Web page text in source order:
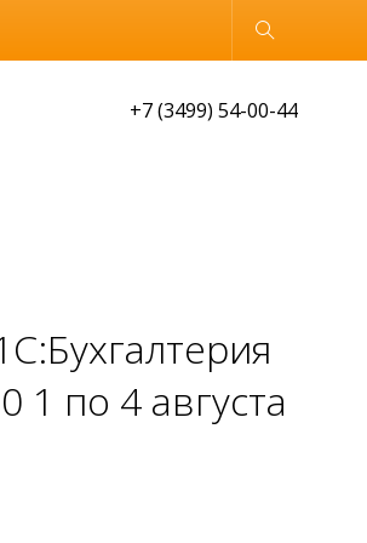
Обычная версия
+7 (3499) 54-00-44
1 по 4 августа